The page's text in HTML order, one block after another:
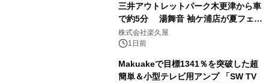
三井アウトレットパーク木更津から車
で約5分 湯舞音 袖ケ浦店が夏フェア
メニューを提供
株式会社楽久屋
1日前
Makuakeで目標1341％を突破した超
簡単＆小型テレビ用アンプ 「SW TV